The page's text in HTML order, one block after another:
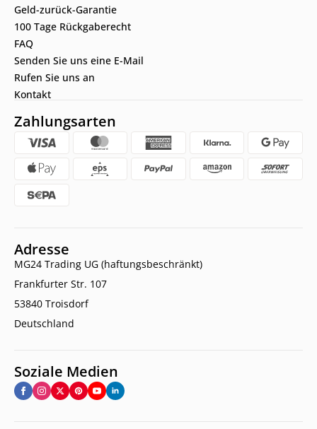
Geld-zurück-Garantie
100 Tage Rückgaberecht
FAQ
Senden Sie uns eine E-Mail
Rufen Sie uns an
Kontakt
Zahlungsarten
Adresse
MG24 Trading UG (haftungsbeschränkt)
Frankfurter Str. 107
53840 Troisdorf
Deutschland
Soziale Medien